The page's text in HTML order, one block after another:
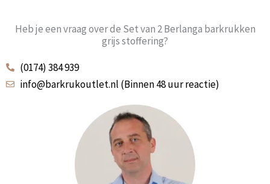
Heb je een vraag over de Set van 2 Berlanga barkrukken
grijs stoffering?
(0174) 384 939
info@barkrukoutlet.nl (Binnen 48 uur reactie)